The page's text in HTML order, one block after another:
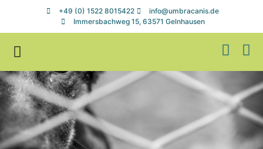
+49 (0) 1522 8015422
info@umbracanis.de
Immersbachweg 15, 63571 Gelnhausen